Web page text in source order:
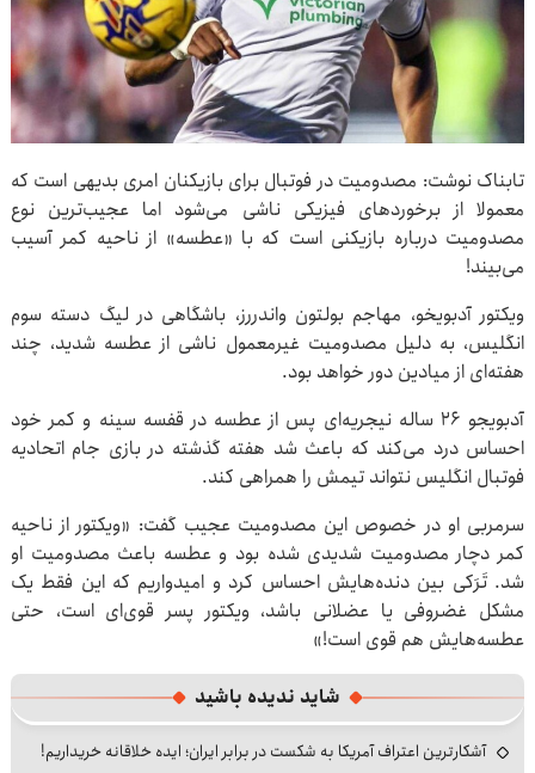
تابناک نوشت: مصدومیت در فوتبال برای بازیکنان امری بدیهی است که
معمولا از برخوردهای فیزیکی ناشی می‌شود اما عجیب‌ترین نوع
مصدومیت درباره بازیکنی است که با «عطسه» از ناحیه کمر آسیب
می‌بیند!
ویکتور آدبویخو، مهاجم بولتون واندررز، باشگاهی در لیگ دسته سوم
انگلیس، به دلیل مصدومیت غیرمعمول ناشی از عطسه شدید، چند
هفته‌ای از میادین دور خواهد بود.
آدبویجو ۲۶ ساله نیجریه‌ای پس از عطسه در قفسه سینه و کمر خود
احساس درد می‌کند که باعث شد هفته گذشته در بازی جام اتحادیه
فوتبال انگلیس نتواند تیمش را همراهی کند.
سرمربی او در خصوص این مصدومیت عجیب گفت: «ویکتور از ناحیه
کمر دچار مصدومیت شدیدی شده بود و عطسه باعث مصدومیت او
شد. تَرَکی بین دنده‌هایش احساس کرد و امیدواریم که این فقط یک
مشکل غضروفی یا عضلانی باشد، ویکتور پسر قوی‌ای است، حتی
عطسه‌هایش هم قوی است!»
شاید ندیده باشید
آشکارترین اعتراف آمریکا به شکست در برابر ایران؛ ایده خلاقانه خریداریم!